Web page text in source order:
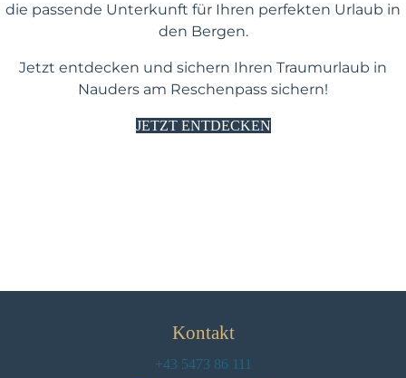
die passende Unterkunft für Ihren perfekten Urlaub in
den Bergen.
Jetzt entdecken und sichern Ihren Traumurlaub in
Nauders am Reschenpass sichern!
JETZT ENTDECKEN
Kontakt
+43 5473 86 111